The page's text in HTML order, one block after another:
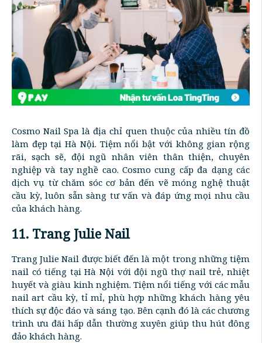
Cosmo Nail Spa là địa chỉ quen thuộc của nhiều tín đồ
làm đẹp tại Hà Nội. Tiệm nổi bật với không gian rộng
rãi, sạch sẽ, đội ngũ nhân viên thân thiện, chuyên
nghiệp và tay nghề cao. Cosmo cung cấp đa dạng các
dịch vụ từ chăm sóc cơ bản đến vẽ móng nghệ thuật
cầu kỳ, luôn sẵn sàng tư vấn và đáp ứng mọi nhu cầu
của khách hàng.
11. Trang Julie Nail
Trang Julie Nail được biết đến là một trong những tiệm
nail có tiếng tại Hà Nội với đội ngũ thợ nail trẻ, nhiệt
huyết và giàu kinh nghiệm. Tiệm nổi tiếng với các mẫu
nail art cầu kỳ, tỉ mỉ, phù hợp những khách hàng yêu
thích sự độc đáo và sáng tạo. Bên cạnh đó là các chương
trình ưu đãi hấp dẫn thường xuyên giúp thu hút đông
đảo khách hàng.